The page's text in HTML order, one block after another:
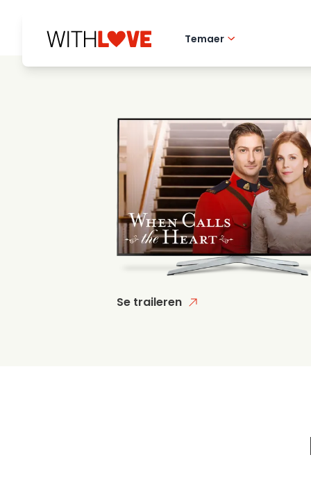
Temaer
Mysterier
Se traileren